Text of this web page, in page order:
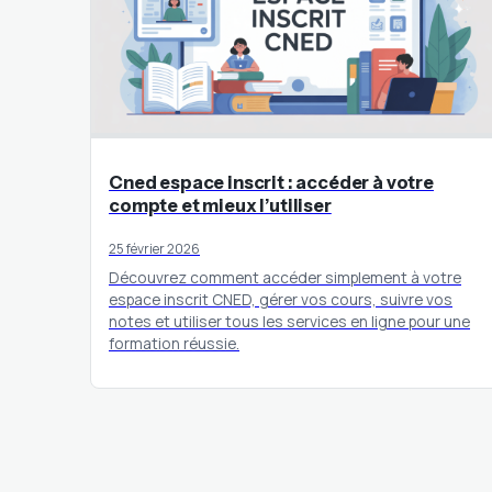
Cned espace inscrit : accéder à votre
compte et mieux l’utiliser
25 février 2026
Découvrez comment accéder simplement à votre
espace inscrit CNED, gérer vos cours, suivre vos
notes et utiliser tous les services en ligne pour une
formation réussie.